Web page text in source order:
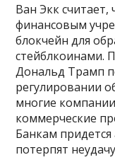
Ван Экк
финансовым
блокчейн для
стейблкоинами.
Дональд Трамп
регулировании
многие
коммерческие
Банкам
потерпят